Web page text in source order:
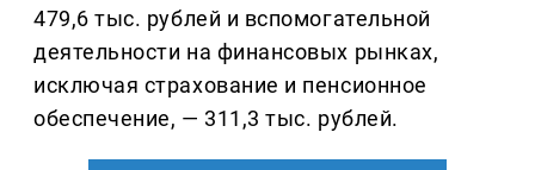
479,6 тыс. рублей и вспомогательной
деятельности на финансовых рынках,
исключая страхование и пенсионное
обеспечение, — 311,3 тыс. рублей.